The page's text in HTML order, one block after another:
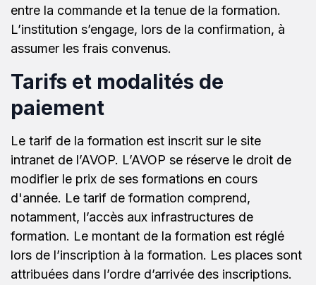
entre la commande et la tenue de la formation.
L’institution s’engage, lors de la confirmation, à
assumer les frais convenus.
Tarifs et modalités de
paiement
Le tarif de la formation est inscrit sur le site
intranet de l’AVOP. L’AVOP se réserve le droit de
modifier le prix de ses formations en cours
d'année. Le tarif de formation comprend,
notamment, l’accès aux infrastructures de
formation. Le montant de la formation est réglé
lors de l’inscription à la formation. Les places sont
attribuées dans l’ordre d’arrivée des inscriptions.